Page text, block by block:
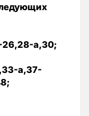
26,28-а,30;
а,37-